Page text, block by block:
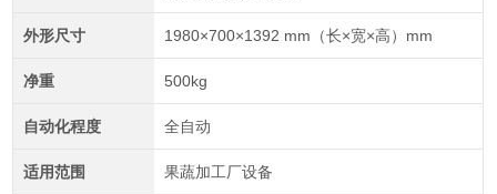
外形尺寸 1980×700×1392 mm（长×宽×高）mm
净重 500kg
自动化程度 全自动
适用范围 果蔬加工厂设备